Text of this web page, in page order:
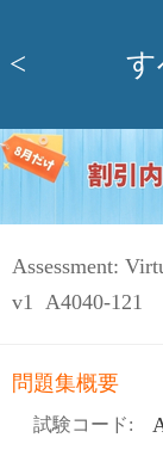
< す
Assessment:
v1 A4040-121
問題集概要
試験コード: